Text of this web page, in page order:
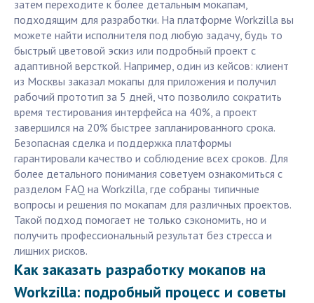
затем переходите к более детальным мокапам,
подходящим для разработки. На платформе Workzilla вы
можете найти исполнителя под любую задачу, будь то
быстрый цветовой эскиз или подробный проект с
адаптивной версткой. Например, один из кейсов: клиент
из Москвы заказал мокапы для приложения и получил
рабочий прототип за 5 дней, что позволило сократить
время тестирования интерфейса на 40%, а проект
завершился на 20% быстрее запланированного срока.
Безопасная сделка и поддержка платформы
гарантировали качество и соблюдение всех сроков. Для
более детального понимания советуем ознакомиться с
разделом FAQ на Workzilla, где собраны типичные
вопросы и решения по мокапам для различных проектов.
Такой подход помогает не только сэкономить, но и
получить профессиональный результат без стресса и
лишних рисков.
Как заказать разработку мокапов на
Workzilla: подробный процесс и советы